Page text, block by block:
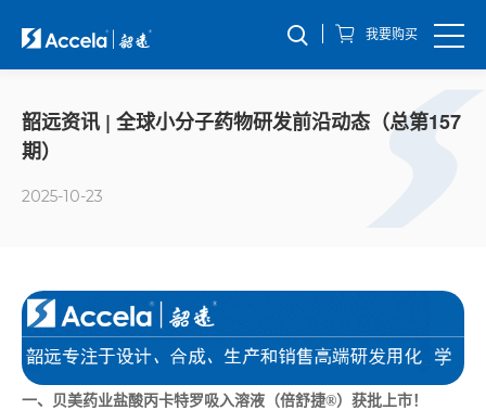
我要购买
韶远资讯 | 全球小分子药物研发前沿动态（总第157
期）
2025-10-23
一、 贝美药业盐酸丙卡特罗吸入溶液（倍舒捷®）获批上市！